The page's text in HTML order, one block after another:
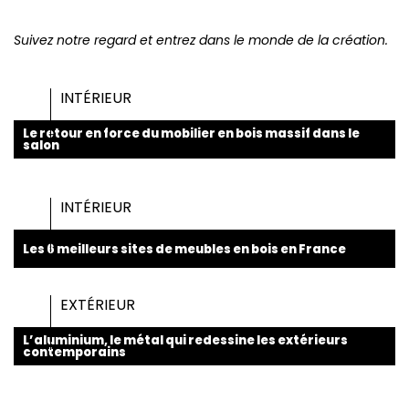
Suivez notre regard et entrez dans le monde de la création.
INTÉRIEUR
Le retour en force du mobilier en bois massif dans le
salon
INTÉRIEUR
Les 6 meilleurs sites de meubles en bois en France
EXTÉRIEUR
L’aluminium, le métal qui redessine les extérieurs
contemporains